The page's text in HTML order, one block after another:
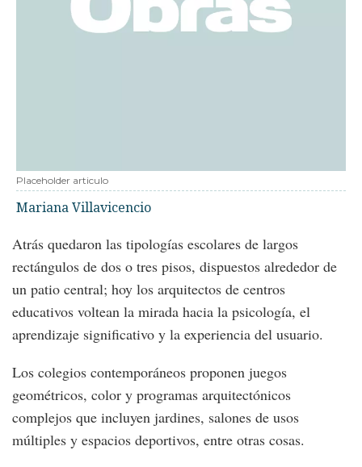
Placeholder articulo
Mariana Villavicencio
Atrás quedaron las tipologías escolares de largos
rectángulos de dos o tres pisos, dispuestos alrededor de
un patio central; hoy los arquitectos de centros
educativos voltean la mirada hacia la psicología, el
aprendizaje significativo y la experiencia del usuario.
Los colegios contemporáneos proponen juegos
geométricos, color y programas arquitectónicos
complejos que incluyen jardines, salones de usos
múltiples y espacios deportivos, entre otras cosas.